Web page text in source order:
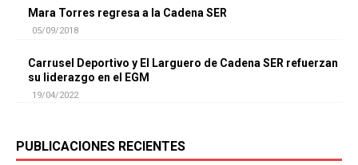
Mara Torres regresa a la Cadena SER
05/09/2018
Carrusel Deportivo y El Larguero de Cadena SER refuerzan
su liderazgo en el EGM
19/04/2022
PUBLICACIONES RECIENTES